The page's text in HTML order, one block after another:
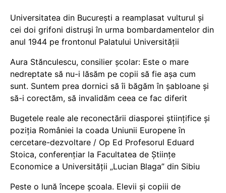
Universitatea din București a reamplasat vulturul și
cei doi grifoni distruși în urma bombardamentelor din
anul 1944 pe frontonul Palatului Universității
Aura Stănculescu, consilier școlar: Este o mare
nedreptate să nu-i lăsăm pe copii să fie așa cum
sunt. Suntem prea dornici să îi băgăm în șabloane și
să-i corectăm, să invalidăm ceea ce fac diferit
Bugetele reale ale reconectării diasporei științifice și
poziția României la coada Uniunii Europene în
cercetare-dezvoltare / Op Ed Profesorul Eduard
Stoica, conferențiar la Facultatea de Științe
Economice a Universității „Lucian Blaga” din Sibiu
Peste o lună începe școala. Elevii și copiii de